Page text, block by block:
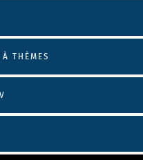
À THÈMES